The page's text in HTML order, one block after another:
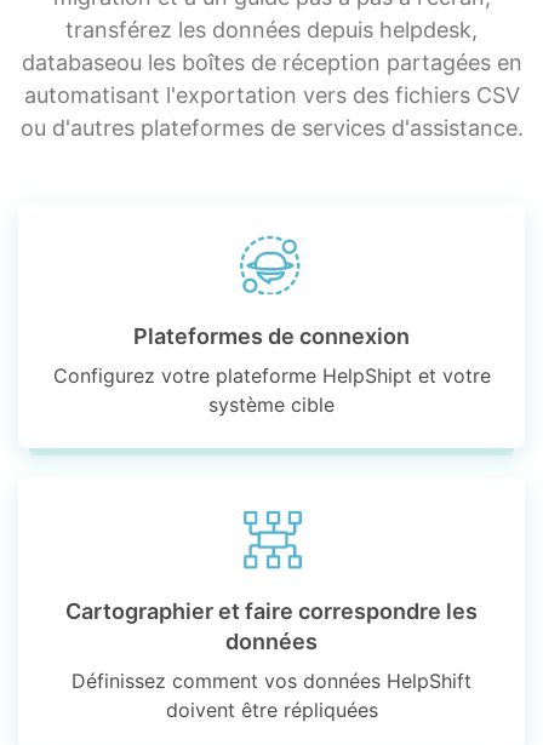
transférez les données depuis helpdesk,
databaseou les boîtes de réception partagées en
automatisant l'exportation vers des fichiers CSV
ou d'autres plateformes de services d'assistance.
Plateformes de connexion
Configurez votre plateforme HelpShipt et votre
système cible
Cartographier et faire correspondre les
données
Définissez comment vos données HelpShift
doivent être répliquées